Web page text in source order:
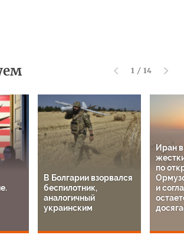
1 / 14
В Болгарии взорвался
беспилотник,
аналогичный
украинским
Иран
по
и